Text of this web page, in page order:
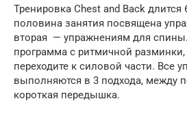
Тренировка Chest and Back длится
половина занятия посвящена
вторая — упражнениям для
программа с ритмичной
переходите к силовой части. Все
выполняются в 3 подхода, между
короткая передышка.